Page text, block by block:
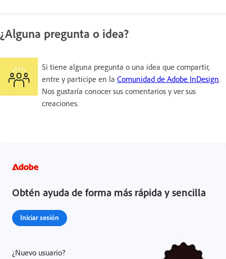
¿Alguna pregunta o idea?
Si tiene alguna pregunta o una idea que compartir,
entre y participe en la Comunidad de Adobe InDesign.
Nos gustaría conocer sus comentarios y ver sus
creaciones.
Obtén ayuda de forma más rápida y sencilla
Iniciar sesión
¿Nuevo usuario?